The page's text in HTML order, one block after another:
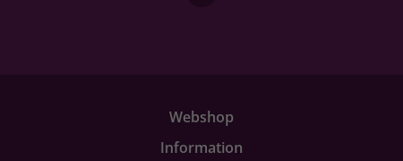
Webshop
Information